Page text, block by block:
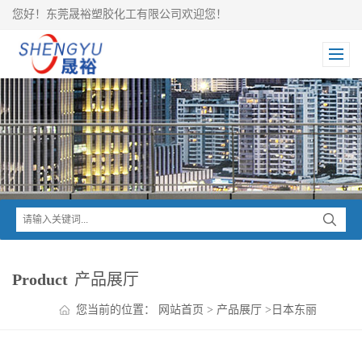
您好！东莞晟裕塑胶化工有限公司欢迎您！
Product 产品展厅
您当前的位置： 网站首页 > 产品展厅 > 日本东丽